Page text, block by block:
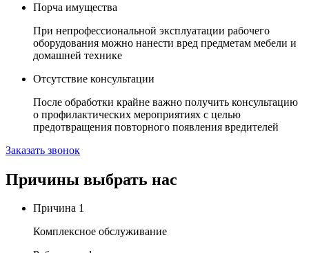
Порча имущества
При непрофессиональной эксплуатации рабочего
оборудования можно нанести вред предметам мебели и
домашней технике
Отсутствие консультации
После обработки крайне важно получить консультацию
о профилактических мероприятиях с целью
предотвращения повторного появления вредителей
Заказать звонок
Причины выбрать нас
Причина 1
Комплексное обслуживание